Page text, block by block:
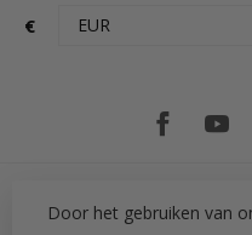
€
Door het gebruiken van